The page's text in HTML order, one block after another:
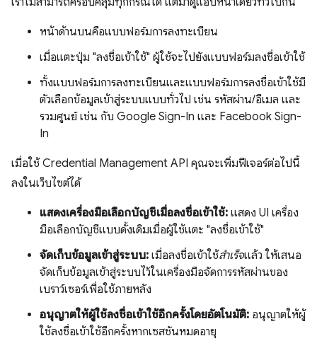
หน้าด้านบนคือแบบฟอร์มการลงทะเบียน
เมื่อแตะปุ่ม "ลงชื่อเข้าใช้" ผู้ใช้จะไปยังแบบฟอร์มลงชื่อเข้าใช้
ทั้งแบบฟอร์มการลงทะเบียนและแบบฟอร์มการลงชื่อเข้าใช้มี
ตัวเลือกข้อมูลเข้าสู่ระบบแบบทั่วไป เช่น รหัสผ่าน/อีเมล และ
รวมศูนย์ เช่น กับ Google Sign-In และ Facebook Sign-
In
เมื่อใช้ Credential Management API คุณจะเพิ่มฟีเจอร์ต่อไปนี้
ลงในเว็บไซต์ได้
แสดงเครื่องมือเลือกบัญชีเมื่อลงชื่อเข้าใช้: แสดง UI เครื่อง
มือเลือกบัญชีแบบดั้งเดิมเมื่อผู้ใช้แตะ "ลงชื่อเข้าใช้"
จัดเก็บข้อมูลเข้าสู่ระบบ: เมื่อลงชื่อเข้าใช้สำเร็จแล้ว ให้เสนอ
จัดเก็บข้อมูลเข้าสู่ระบบไว้ในเครื่องมือจัดการรหัสผ่านของ
เบราว์เซอร์เพื่อใช้ภายหลัง
อนุญาตให้ผู้ใช้ลงชื่อเข้าใช้อีกครั้งโดยอัตโนมัติ: อนุญาตให้ผู้
ใช้ลงชื่อเข้าใช้อีกครั้งหากเซสชันหมดอายุ